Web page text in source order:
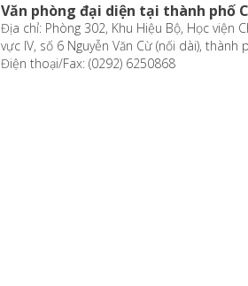
Văn phòng đại diện tại thành phố
Địa chỉ: Phòng 302, Khu Hiệu Bộ, Học viện
vực IV, số 6 Nguyễn Văn Cừ (nối dài), thành
Điện thoại/Fax: (0292) 6250868